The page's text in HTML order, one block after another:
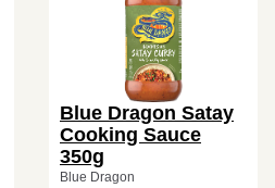
Blue Dragon Satay
Cooking Sauce
350g
Blue Dragon